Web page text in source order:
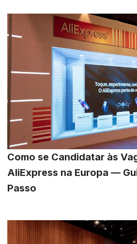
Como se Candidatar às
AliExpress na Europa —
Passo